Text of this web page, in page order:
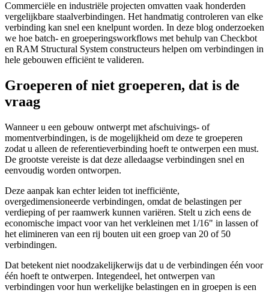
Commerciële en industriële projecten omvatten vaak honderden
vergelijkbare staalverbindingen. Het handmatig controleren van elke
verbinding kan snel een knelpunt worden. In deze blog onderzoeken
we hoe batch- en groeperingsworkflows met behulp van Checkbot
en RAM Structural System constructeurs helpen om verbindingen in
hele gebouwen efficiënt te valideren.
Groeperen of niet groeperen, dat is de
vraag
Wanneer u een gebouw ontwerpt met afschuivings- of
momentverbindingen, is de mogelijkheid om deze te groeperen
zodat u alleen de referentieverbinding hoeft te ontwerpen een must.
De grootste vereiste is dat deze alledaagse verbindingen snel en
eenvoudig worden ontworpen.
Deze aanpak kan echter leiden tot inefficiënte,
overgedimensioneerde verbindingen, omdat de belastingen per
verdieping of per raamwerk kunnen variëren. Stelt u zich eens de
economische impact voor van het verkleinen met 1/16" in lassen of
het elimineren van een rij bouten uit een groep van 20 of 50
verbindingen.
Dat betekent niet noodzakelijkerwijs dat u de verbindingen één voor
één hoeft te ontwerpen. Integendeel, het ontwerpen van
verbindingen voor hun werkelijke belastingen en in groepen is een